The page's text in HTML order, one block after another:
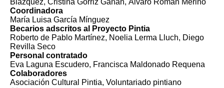
Blázquez, Cristina Górriz Gañán, Álvaro Román Merino
Coordinadora
María Luisa García Mínguez
Becarios adscritos al Proyecto Pintia
Roberto de Pablo Martínez, Noelia Lerma Lluch, Diego
Revilla Seco
Personal contratado
Eva Laguna Escudero, Francisca Maldonado Requena
Colaboradores
Asociación Cultural Pintia, Voluntariado pintiano